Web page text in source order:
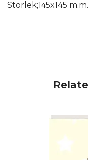
Storlek;145x145 m.m.